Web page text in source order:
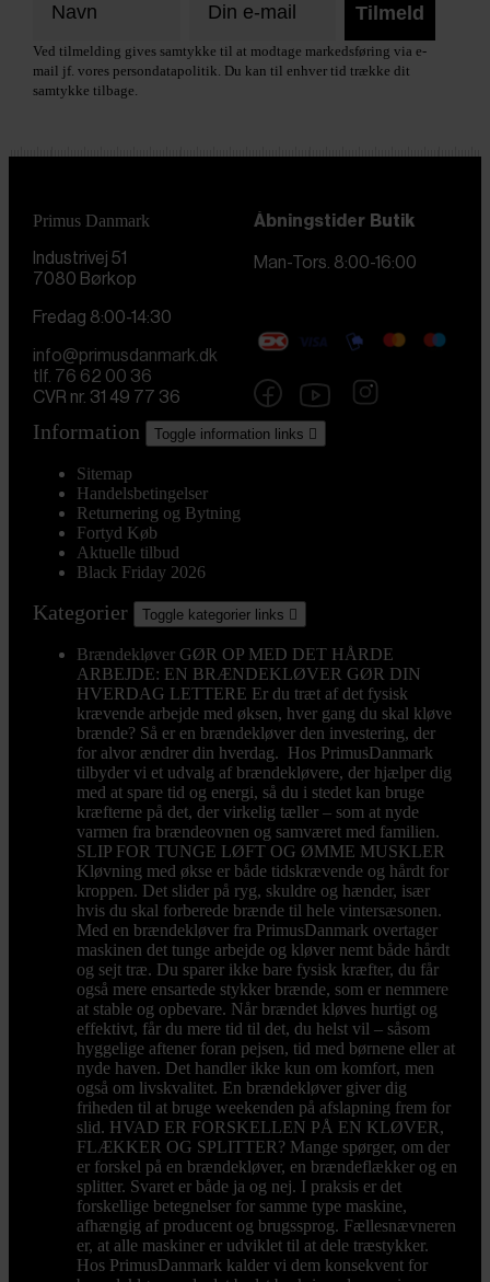
Tilmeld
Ved tilmelding gives samtykke til at modtage markedsføring via e-
mail jf. vores persondatapolitik. Du kan til enhver tid trække dit
samtykke tilbage.
Primus Danmark
Industrivej 51
7080 Børkop
Åbningstider Butik
Man-Tors. 8:00-16:00
Fredag 8:00-14:30
info@primusdanmark.dk
tlf. 76 62 00 36
CVR nr. 31 49 77 36
Information Toggle information links 
Sitemap
Handelsbetingelser
Returnering og Bytning
Fortyd Køb
Aktuelle tilbud
Black Friday 2026
Kategorier Toggle kategorier links 
Brændekløver GØR OP MED DET HÅRDE
ARBEJDE: EN BRÆNDEKLØVER GØR DIN
HVERDAG LETTERE Er du træt af det fysisk
krævende arbejde med øksen, hver gang du skal kløve
brænde? Så er en brændekløver den investering, der
for alvor ændrer din hverdag. Hos PrimusDanmark
tilbyder vi et udvalg af brændekløvere, der hjælper dig
med at spare tid og energi, så du i stedet kan bruge
kræfterne på det, der virkelig tæller – som at nyde
varmen fra brændeovnen og samværet med familien.
SLIP FOR TUNGE LØFT OG ØMME MUSKLER
Kløvning med økse er både tidskrævende og hårdt for
kroppen. Det slider på ryg, skuldre og hænder, især
hvis du skal forberede brænde til hele vintersæsonen.
Med en brændekløver fra PrimusDanmark overtager
maskinen det tunge arbejde og kløver nemt både hårdt
og sejt træ. Du sparer ikke bare fysisk kræfter, du får
også mere ensartede stykker brænde, som er nemmere
at stable og opbevare. Når brændet kløves hurtigt og
effektivt, får du mere tid til det, du helst vil – såsom
hyggelige aftener foran pejsen, tid med børnene eller at
nyde haven. Det handler ikke kun om komfort, men
også om livskvalitet. En brændekløver giver dig
friheden til at bruge weekenden på afslapning frem for
slid. HVAD ER FORSKELLEN PÅ EN KLØVER,
FLÆKKER OG SPLITTER? Mange spørger, om der
er forskel på en brændekløver, en brændeflækker og en
splitter. Svaret er både ja og nej. I praksis er det
forskellige betegnelser for samme type maskine,
afhængig af producent og brugssprog. Fællesnævneren
er, at alle maskiner er udviklet til at dele træstykker.
Hos PrimusDanmark kalder vi dem konsekvent for